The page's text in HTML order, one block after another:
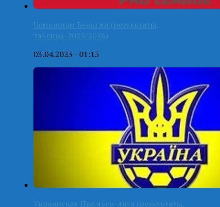
Чемпионат Бельгии (результаты,
таблица-2025/2026)
03.04.2023 - 01:15
Украинская Премьер-лига (результаты,